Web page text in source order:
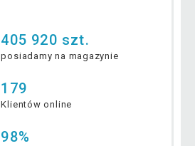
405 920 szt.
posiadamy na magazynie
179
Klientów online
98%